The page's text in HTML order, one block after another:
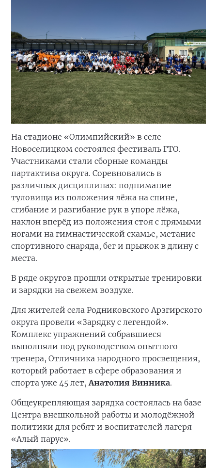
На стадионе «Олимпийский» в селе
Новоселицком состоялся фестиваль ГТО.
Участниками стали сборные команды
партактива округа. Соревновались в
различных дисциплинах: поднимание
туловища из положения лёжа на спине,
сгибание и разгибание рук в упоре лёжа,
наклон вперёд из положения стоя с прямыми
ногами на гимнастической скамье, метание
спортивного снаряда, бег и прыжок в длину с
места.
В ряде округов прошли открытые тренировки
и зарядки на свежем воздухе.
Для жителей села Родниковского Арзгирского
округа провели «Зарядку с легендой».
Комплекс упражнений собравшиеся
выполняли под руководством опытного
тренера, Отличника народного просвещения,
который работает в сфере образования и
спорта уже 45 лет, Анатолия Винника.
Общеукрепляющая зарядка состоялась на базе
Центра внешкольной работы и молодёжной
политики для ребят и воспитателей лагеря
«Алый парус».